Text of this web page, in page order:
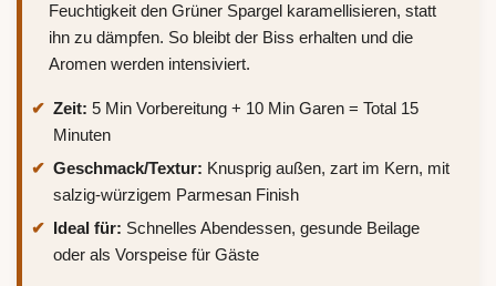
Feuchtigkeit den Grüner Spargel karamellisieren, statt
ihn zu dämpfen. So bleibt der Biss erhalten und die
Aromen werden intensiviert.
Zeit: 5 Min Vorbereitung + 10 Min Garen = Total 15
Minuten
Geschmack/Textur: Knusprig außen, zart im Kern, mit
salzig-würzigem Parmesan Finish
Ideal für: Schnelles Abendessen, gesunde Beilage
oder als Vorspeise für Gäste